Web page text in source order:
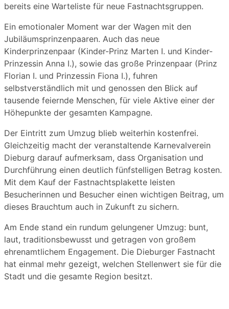
bereits eine Warteliste für neue Fastnachtsgruppen.
Ein emotionaler Moment war der Wagen mit den
Jubiläumsprinzenpaaren. Auch das neue
Kinderprinzenpaar (Kinder-Prinz Marten I. und Kinder-
Prinzessin Anna I.), sowie das große Prinzenpaar (Prinz
Florian I. und Prinzessin Fiona I.), fuhren
selbstverständlich mit und genossen den Blick auf
tausende feiernde Menschen, für viele Aktive einer der
Höhepunkte der gesamten Kampagne.
Der Eintritt zum Umzug blieb weiterhin kostenfrei.
Gleichzeitig macht der veranstaltende Karnevalverein
Dieburg darauf aufmerksam, dass Organisation und
Durchführung einen deutlich fünfstelligen Betrag kosten.
Mit dem Kauf der Fastnachtsplakette leisten
Besucherinnen und Besucher einen wichtigen Beitrag, um
dieses Brauchtum auch in Zukunft zu sichern.
Am Ende stand ein rundum gelungener Umzug: bunt,
laut, traditionsbewusst und getragen von großem
ehrenamtlichem Engagement. Die Dieburger Fastnacht
hat einmal mehr gezeigt, welchen Stellenwert sie für die
Stadt und die gesamte Region besitzt.